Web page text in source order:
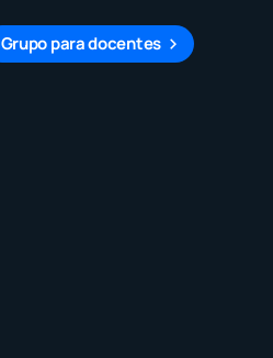
Grupo para docentes